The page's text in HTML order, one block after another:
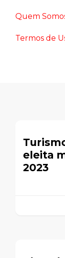
Quem
Termos de
eleita
2023